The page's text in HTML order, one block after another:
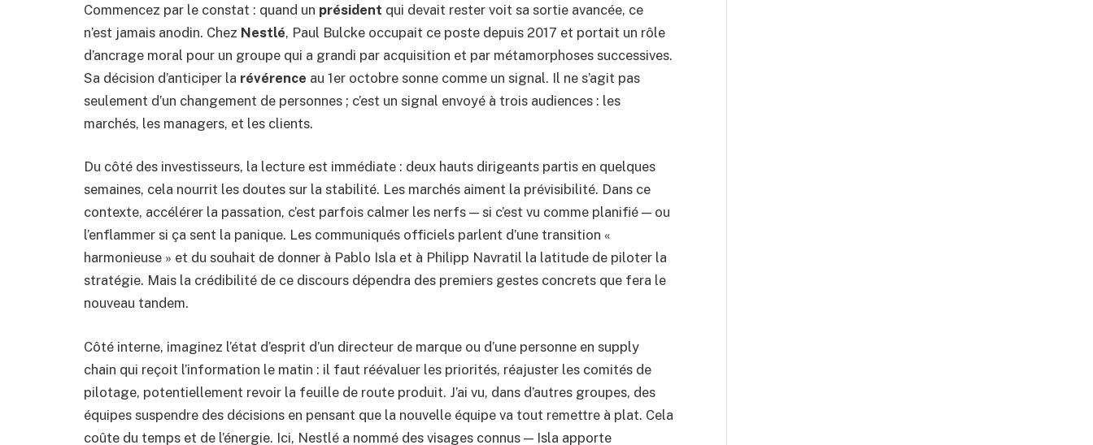
Commencez par le constat : quand un président qui devait rester voit sa sortie avancée, ce
n’est jamais anodin. Chez Nestlé, Paul Bulcke occupait ce poste depuis 2017 et portait un rôle
d’ancrage moral pour un groupe qui a grandi par acquisition et par métamorphoses successives.
Sa décision d’anticiper la révérence au 1er octobre sonne comme un signal. Il ne s’agit pas
seulement d’un changement de personnes ; c’est un signal envoyé à trois audiences : les
marchés, les managers, et les clients.
Du côté des investisseurs, la lecture est immédiate : deux hauts dirigeants partis en quelques
semaines, cela nourrit les doutes sur la stabilité. Les marchés aiment la prévisibilité. Dans ce
contexte, accélérer la passation, c’est parfois calmer les nerfs — si c’est vu comme planifié — ou
l’enflammer si ça sent la panique. Les communiqués officiels parlent d’une transition «
harmonieuse » et du souhait de donner à Pablo Isla et à Philipp Navratil la latitude de piloter la
stratégie. Mais la crédibilité de ce discours dépendra des premiers gestes concrets que fera le
nouveau tandem.
Côté interne, imaginez l’état d’esprit d’un directeur de marque ou d’une personne en supply
chain qui reçoit l’information le matin : il faut réévaluer les priorités, réajuster les comités de
pilotage, potentiellement revoir la feuille de route produit. J’ai vu, dans d’autres groupes, des
équipes suspendre des décisions en pensant que la nouvelle équipe va tout remettre à plat. Cela
coûte du temps et de l’énergie. Ici, Nestlé a nommé des visages connus — Isla apporte